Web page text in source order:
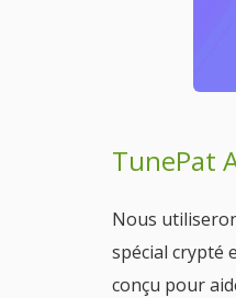
TunePat
Nous
spécial crypté
conçu pour